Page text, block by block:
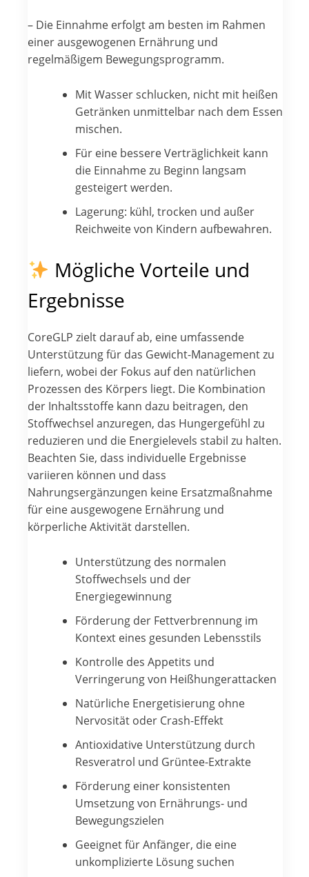
– Die Einnahme erfolgt am besten im Rahmen
einer ausgewogenen Ernährung und
regelmäßigem Bewegungsprogramm.
Mit Wasser schlucken, nicht mit heißen
Getränken unmittelbar nach dem Essen
mischen.
Für eine bessere Verträglichkeit kann
die Einnahme zu Beginn langsam
gesteigert werden.
Lagerung: kühl, trocken und außer
Reichweite von Kindern aufbewahren.
Mögliche Vorteile und
Ergebnisse
CoreGLP zielt darauf ab, eine umfassende
Unterstützung für das Gewicht-Management zu
liefern, wobei der Fokus auf den natürlichen
Prozessen des Körpers liegt. Die Kombination
der Inhaltsstoffe kann dazu beitragen, den
Stoffwechsel anzuregen, das Hungergefühl zu
reduzieren und die Energielevels stabil zu halten.
Beachten Sie, dass individuelle Ergebnisse
variieren können und dass
Nahrungsergänzungen keine Ersatzmaßnahme
für eine ausgewogene Ernährung und
körperliche Aktivität darstellen.
Unterstützung des normalen
Stoffwechsels und der
Energiegewinnung
Förderung der Fettverbrennung im
Kontext eines gesunden Lebensstils
Kontrolle des Appetits und
Verringerung von Heißhungerattacken
Natürliche Energetisierung ohne
Nervosität oder Crash-Effekt
Antioxidative Unterstützung durch
Resveratrol und Grüntee-Extrakte
Förderung einer konsistenten
Umsetzung von Ernährungs- und
Bewegungszielen
Geeignet für Anfänger, die eine
unkomplizierte Lösung suchen